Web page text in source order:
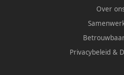
Over
Privacybeleid &